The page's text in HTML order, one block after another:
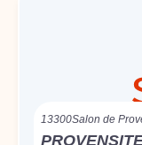
13300Salon de